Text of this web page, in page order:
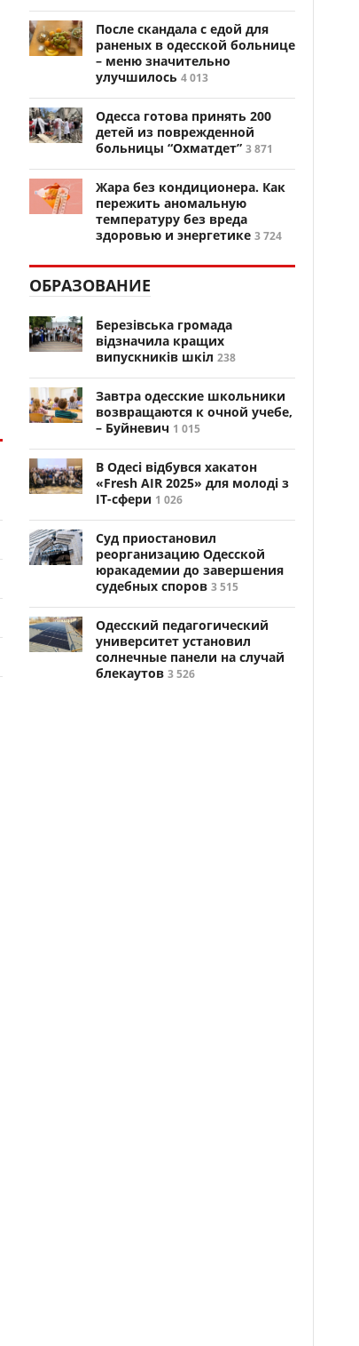
После скандала с едой для
раненых в одесской больнице
– меню значительно
улучшилось 4 013
Одесса готова принять 200
детей из поврежденной
больницы “Охматдет” 3 871
Жара без кондиционера. Как
пережить аномальную
температуру без вреда
здоровью и энергетике 3 724
ОБРАЗОВАНИЕ
Березівська громада
відзначила кращих
випускників шкіл 238
Завтра одесские школьники
возвращаются к очной учебе,
– Буйневич 1 015
В Одесі відбувся хакатон
«Fresh AIR 2025» для молоді з
ІТ-сфери 1 026
Суд приостановил
реорганизацию Одесской
юракадемии до завершения
судебных споров 3 515
Одесский педагогический
университет установил
солнечные панели на случай
блекаутов 3 526